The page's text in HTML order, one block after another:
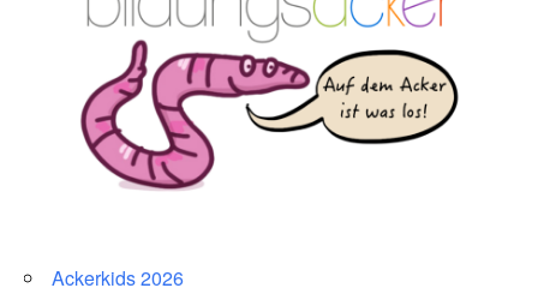
Ackerkids 2026